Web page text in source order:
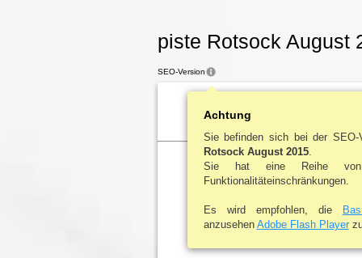
piste Rotsock August
Inhaltsverzeichnis
SEO-Version
Achtung
Sie befinden sich bei der
Rotsock August 2015.
Sie hat eine Reihe
Funktionalitäteinschränkungen.
Es wird empfohlen, die
anzusehen Adobe Flash Player